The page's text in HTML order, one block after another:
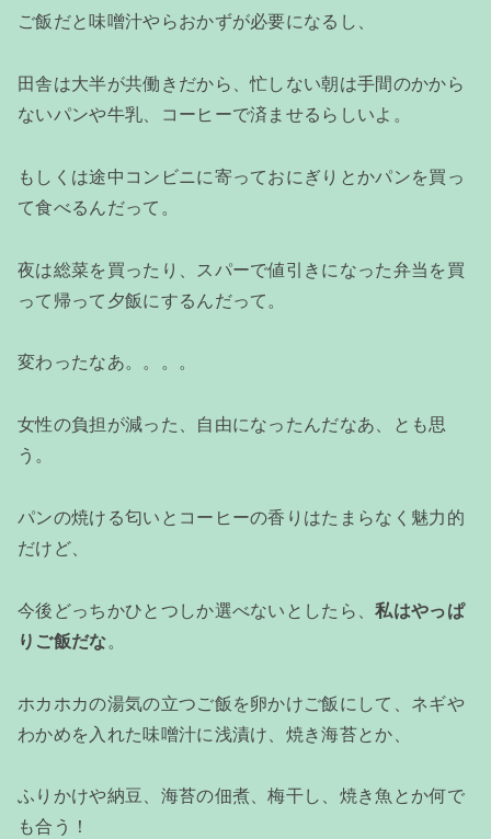
ご飯だと味噌汁やらおかずが必要になるし、
田舎は大半が共働きだから、忙しない朝は手間のかから
ないパンや牛乳、コーヒーで済ませるらしいよ。
もしくは途中コンビニに寄っておにぎりとかパンを買っ
て食べるんだって。
夜は総菜を買ったり、スパーで値引きになった弁当を買
って帰って夕飯にするんだって。
変わったなあ。。。。
女性の負担が減った、自由になったんだなあ、とも思
う。
パンの焼ける匂いとコーヒーの香りはたまらなく魅力的
だけど、
今後どっちかひとつしか選べないとしたら、私はやっぱ
りご飯だな。
ホカホカの湯気の立つご飯を卵かけご飯にして、ネギや
わかめを入れた味噌汁に浅漬け、焼き海苔とか、
ふりかけや納豆、海苔の佃煮、梅干し、焼き魚とか何で
も合う！